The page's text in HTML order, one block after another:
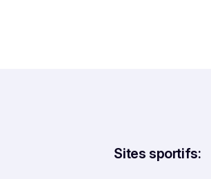
Sites sportifs: